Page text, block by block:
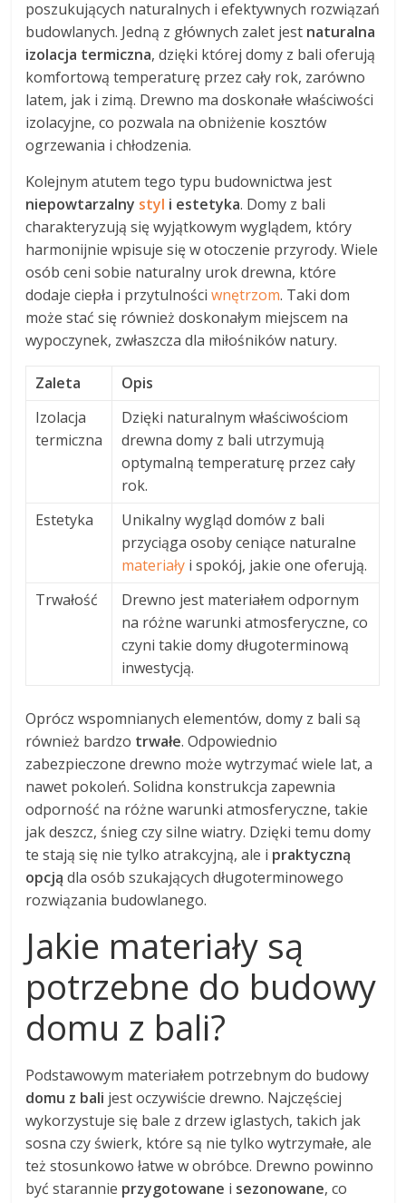
poszukujących naturalnych i efektywnych rozwiązań
budowlanych. Jedną z głównych zalet jest naturalna
izolacja termiczna, dzięki której domy z bali oferują
komfortową temperaturę przez cały rok, zarówno
latem, jak i zimą. Drewno ma doskonałe właściwości
izolacyjne, co pozwala na obniżenie kosztów
ogrzewania i chłodzenia.
Kolejnym atutem tego typu budownictwa jest
niepowtarzalny styl i estetyka. Domy z bali
charakteryzują się wyjątkowym wyglądem, który
harmonijnie wpisuje się w otoczenie przyrody. Wiele
osób ceni sobie naturalny urok drewna, które
dodaje ciepła i przytulnościwnętrzom. Taki dom
może stać się również doskonałym miejscem na
wypoczynek, zwłaszcza dla miłośników natury.
Zaleta
Opis
Izolacja
termiczna
Dzięki naturalnym właściwościom
drewna domy z bali utrzymują
optymalną temperaturę przez cały
rok.
Estetyka
Unikalny wygląd domów z bali
przyciąga osoby ceniące naturalne
materiały i spokój, jakie one oferują.
Trwałość
Drewno jest materiałem odpornym
na różne warunki atmosferyczne, co
czyni takie domy długoterminową
inwestycją.
Oprócz wspomnianych elementów, domy z bali są
również bardzo trwałe. Odpowiednio
zabezpieczone drewno może wytrzymać wiele lat, a
nawet pokoleń. Solidna konstrukcja zapewnia
odporność na różne warunki atmosferyczne, takie
jak deszcz, śnieg czy silne wiatry. Dzięki temu domy
te stają się nie tylko atrakcyjną, ale i praktyczną
opcją dla osób szukających długoterminowego
rozwiązania budowlanego.
Jakie materiały są
potrzebne do budowy
domu z bali?
Podstawowym materiałem potrzebnym do budowy
domu z bali jest oczywiście drewno. Najczęściej
wykorzystuje się bale z drzew iglastych, takich jak
sosna czy świerk, które są nie tylko wytrzymałe, ale
też stosunkowo łatwe w obróbce. Drewno powinno
być starannie przygotowane i sezonowane, co